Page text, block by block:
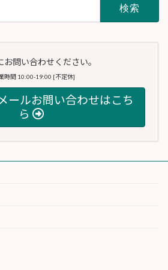
お問い合わせください。
時間 10:00-19:00 [不定休]
ールお問い合わせはこち
ら